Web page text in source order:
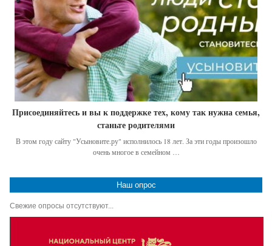
Присоединяйтесь и вы к поддержке тех, кому так нужна семья,
станьте родителями
В этом году сайту "Усыновите.ру" исполнилось 18 лет. За эти годы произошло
очень многое в семейном …
Наш опрос
Свежие опросы отсутствуют...